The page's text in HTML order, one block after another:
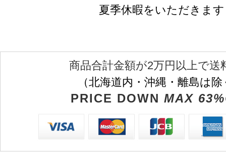
夏季休暇をいただきます
商品合計金額が2万円以上で送
（北海道内・沖縄・離島は
PRICE DOWN MAX